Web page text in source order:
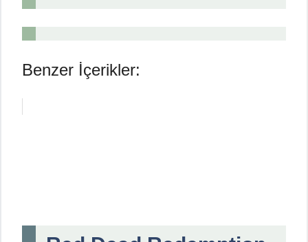
Benzer İçerikler: